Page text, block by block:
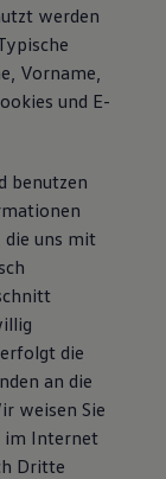
werden
Vorname,
und E-
benutzen
uns mit
die
an die
weisen Sie
im Internet
Dritte